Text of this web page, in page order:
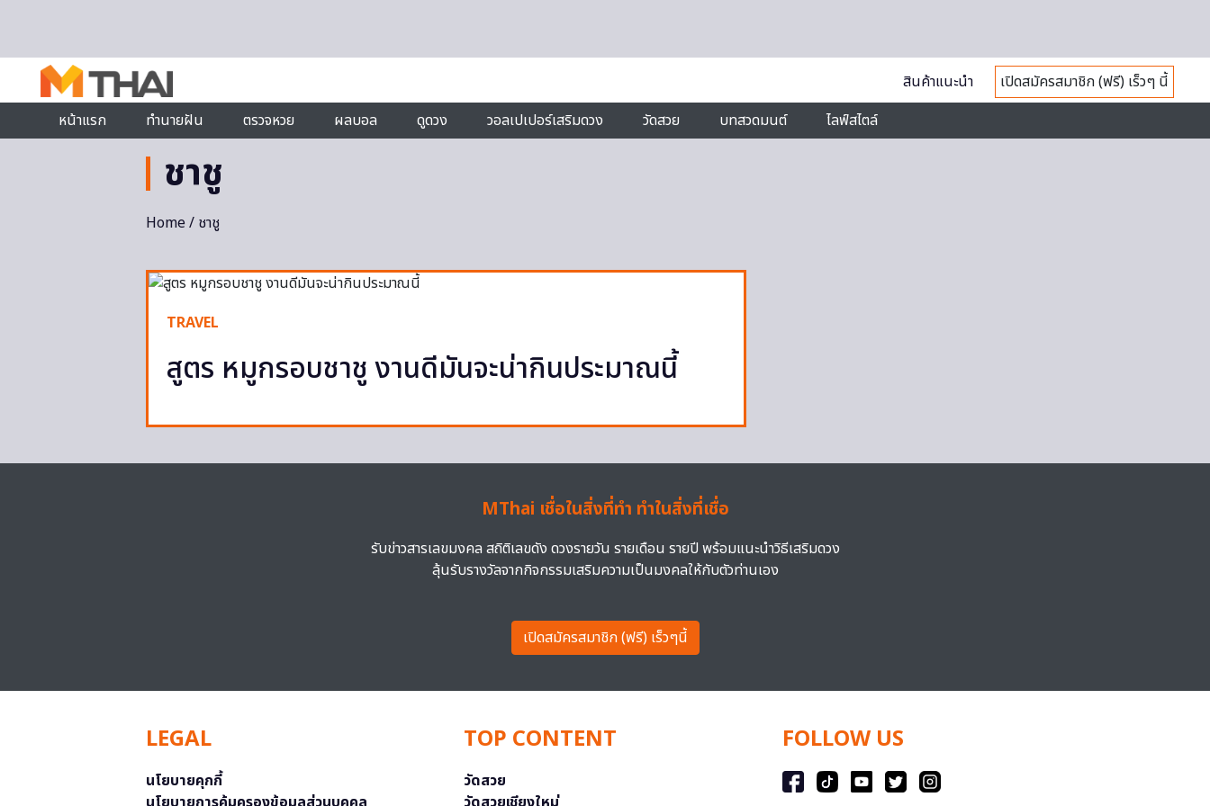
สินค้าแนะนำ
เปิดสมัครสมาชิก (ฟรี) เร็วๆ นี้
หน้าแรก
ทำนายฝัน ตรวจหวย ผลบอล ดูดวง วอลเปเปอร์เสริมดวง วัดสวย บทสวดมนต์ ไลฟ์สไตล์
ชาชู
Home/ ชาชู
TRAVEL
สูตร หมูกรอบชาชู งานดีมันจะน่ากินประมาณนี้
MThai เชื่อในสิ่งที่ทำ ทำในสิ่งที่เชื่อ
รับข่าวสารเลขมงคล สถิติเลขดัง ดวงรายวัน รายเดือน รายปี พร้อมแนะนำวิธีเสริมดวง
ลุ้นรับรางวัลจากกิจกรรมเสริมความเป็นมงคลให้กับตัวท่านเอง
เปิดสมัครสมาชิก (ฟรี) เร็วๆนี้
LEGAL
นโยบายคุกกี้
TOP CONTENT
วัดสวย
FOLLOW US